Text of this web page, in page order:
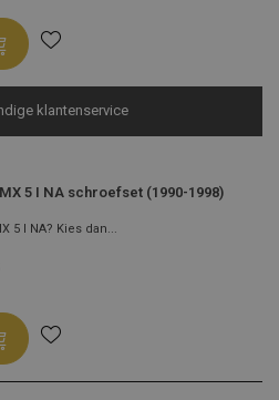
morgen verzonden!
5 I NA schroefset (1990-1998)
5 I NA? Kies dan...